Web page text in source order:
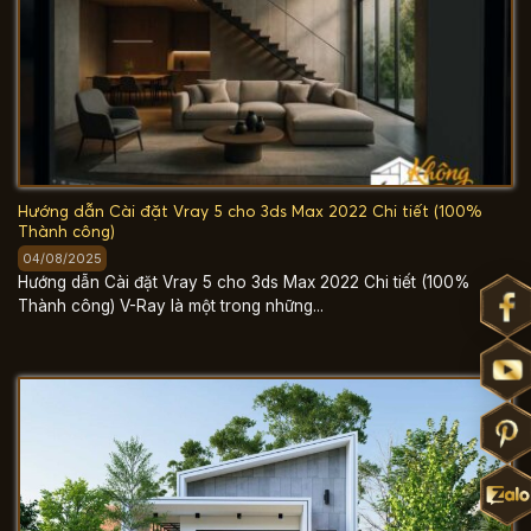
Hướng dẫn Cài đặt Vray 5 cho 3ds Max 2022 Chi tiết (100%
Thành công)
04/08/2025
Hướng dẫn Cài đặt Vray 5 cho 3ds Max 2022 Chi tiết (100%
Thành công) V-Ray là một trong những...